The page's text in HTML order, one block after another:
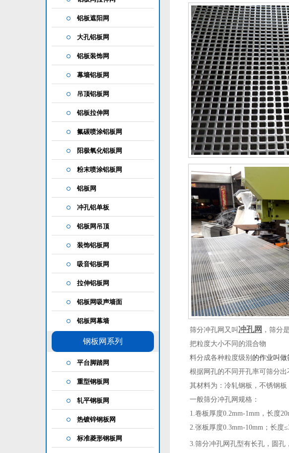
铝板遮阳网
大孔铝板网
铝板装饰网
幕墙铝板网
吊顶铝板网
铝板拉伸网
氟碳喷涂铝板网
阳极氧化铝板网
粉末喷涂铝板网
铝板网
冲孔铝单板
铝板网吊顶
装饰铝板网
吸音铝板网
拉伸铝板网
铝板网吸声墙面
铝板网幕墙
钢板网系列
平台脚踏网
重型钢板网
轧平钢板网
热镀锌钢板网
标准菱形钢板网
筛分冲孔网又叫 冲孔网 ， 筛分
把粒度大小不同的混合物
料分成各种粒度级别 的作业叫做
根据网孔的不同开孔率可筛分
其材料为：冷轧钢板，不锈钢板
一般筛分冲孔网规格：
1.卷板厚度0.2mm-1mm，长度
2.张板厚度0.3mm-10mm；长度
3.筛分冲孔网孔型有长孔，圆孔